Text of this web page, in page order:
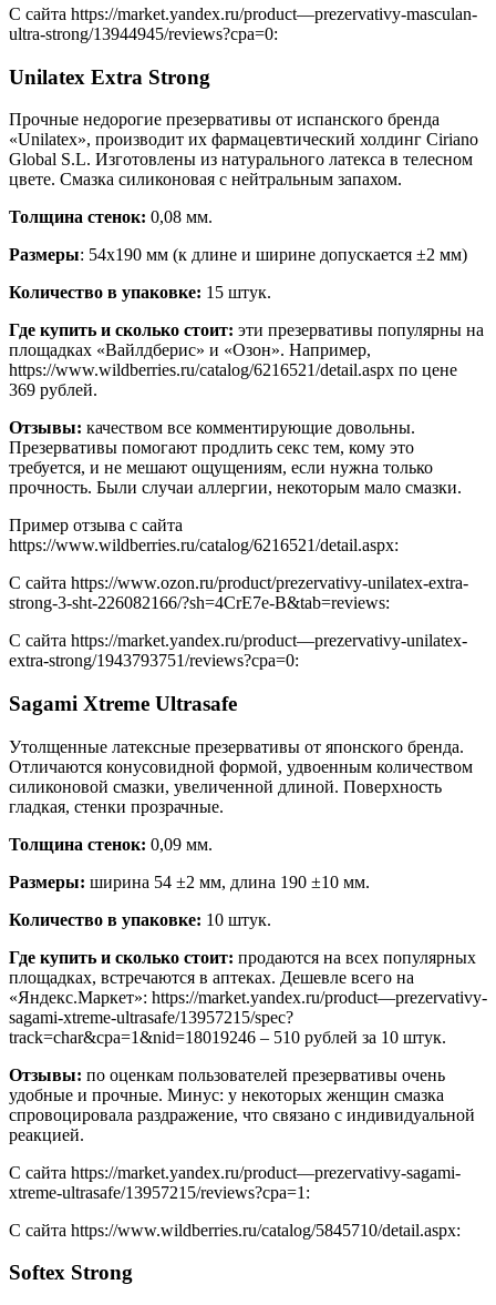
С сайта https://market.yandex.ru/product—prezervativy-masculan-
ultra-strong/13944945/reviews?cpa=0:
Unilatex Extra Strong
Прочные недорогие презервативы от испанского бренда
«Unilatex», производит их фармацевтический холдинг Ciriano
Global S.L. Изготовлены из натурального латекса в телесном
цвете. Смазка силиконовая с нейтральным запахом.
Толщина стенок: 0,08 мм.
Размеры: 54х190 мм (к длине и ширине допускается ±2 мм)
Количество в упаковке: 15 штук.
Где купить и сколько стоит: эти презервативы популярны на
площадках «Вайлдберис» и «Озон». Например,
https://www.wildberries.ru/catalog/6216521/detail.aspx по цене
369 рублей.
Отзывы: качеством все комментирующие довольны.
Презервативы помогают продлить секс тем, кому это
требуется, и не мешают ощущениям, если нужна только
прочность. Были случаи аллергии, некоторым мало смазки.
Пример отзыва с сайта
https://www.wildberries.ru/catalog/6216521/detail.aspx:
С сайта https://www.ozon.ru/product/prezervativy-unilatex-extra-
strong-3-sht-226082166/?sh=4CrE7e-B&tab=reviews:
С сайта https://market.yandex.ru/product—prezervativy-unilatex-
extra-strong/1943793751/reviews?cpa=0:
Sagami Xtreme Ultrasafe
Утолщенные латексные презервативы от японского бренда.
Отличаются конусовидной формой, удвоенным количеством
силиконовой смазки, увеличенной длиной. Поверхность
гладкая, стенки прозрачные.
Толщина стенок: 0,09 мм.
Размеры: ширина 54 ±2 мм, длина 190 ±10 мм.
Количество в упаковке: 10 штук.
Где купить и сколько стоит: продаются на всех популярных
площадках, встречаются в аптеках. Дешевле всего на
«Яндекс.Маркет»: https://market.yandex.ru/product—prezervativy-
sagami-xtreme-ultrasafe/13957215/spec?
track=char&cpa=1&nid=18019246 – 510 рублей за 10 штук.
Отзывы: по оценкам пользователей презервативы очень
удобные и прочные. Минус: у некоторых женщин смазка
спровоцировала раздражение, что связано с индивидуальной
реакцией.
С сайта https://market.yandex.ru/product—prezervativy-sagami-
xtreme-ultrasafe/13957215/reviews?cpa=1:
С сайта https://www.wildberries.ru/catalog/5845710/detail.aspx:
Softex Strong